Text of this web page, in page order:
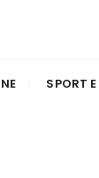
SPORT